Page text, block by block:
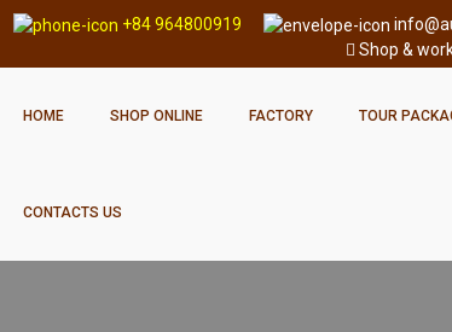
+84 964800919
Shop &
HOME SHOP ONLINE FACTORY TOUR
CONTACTS US